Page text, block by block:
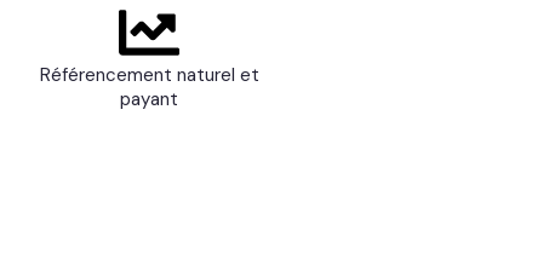
Référencement naturel et
payant